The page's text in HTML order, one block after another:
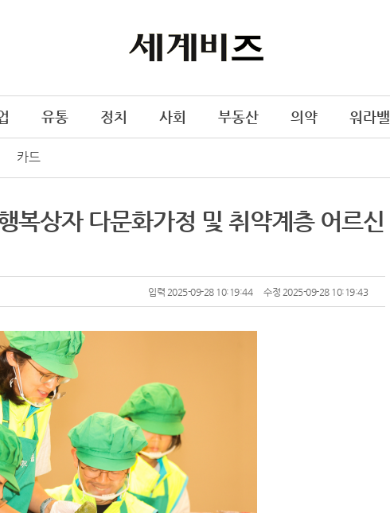
카드
유통 정치 사회 부동산 의약 워라밸
복상자 다문화가정 및 취약계층 어르신
입력 2025-09-28 10:19:44 수정 2025-09-28 10:19:43